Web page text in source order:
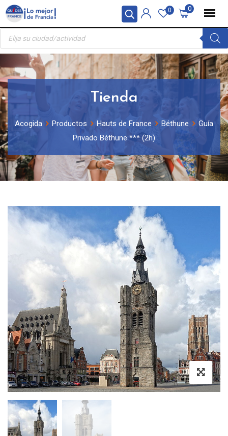
Panel de gestión de cookies
Skip
content
0
0
Búsqueda
productos
Tienda
Acogida Productos Hauts de France Béthune
Guía
Privado Béthune *** (2h)